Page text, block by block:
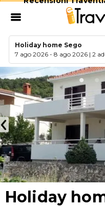
Holiday home Sego
7 ago 2026 -8 ago 2026 |2
Holiday